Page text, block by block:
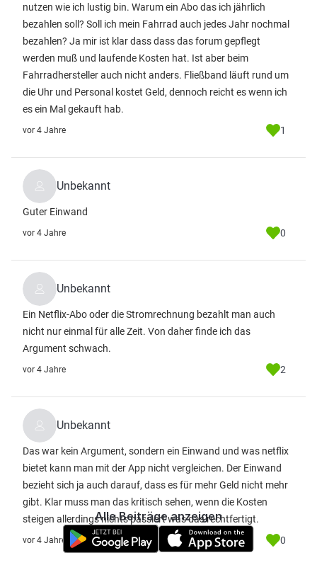
nutzen wie ich lustig bin. Warum ein Abo das ich jährlich
bezahlen soll? Soll ich mein Fahrrad auch jedes Jahr nochmal
bezahlen? Ja mir ist klar dass dass das forum gepflegt
werden muß und laufende Kosten hat. Ist aber beim
Fahrradhersteller auch nicht anders. Fließband läuft rund um
die Uhr und Personal kostet Geld, dennoch reicht es wenn ich
es ein Mal gekauft hab.
vor 4 Jahre 1
Unbekannt
Guter Einwand
vor 4 Jahre 0
Unbekannt
Ein Netflix-Abo oder die Stromrechnung bezahlt man auch
nicht nur einmal für alle Zeit. Von daher finde ich das
Argument schwach.
vor 4 Jahre 2
Unbekannt
Das war kein Argument, sondern ein Einwand und was netflix
bietet kann man mit der App nicht vergleichen. Der Einwand
bezieht sich ja auch darauf, dass es für mehr Geld nicht mehr
gibt. Klar muss man das kritisch sehen, wenn die Kosten
steigen allerdings nichts passiert was das rechtfertigt.
vor 4 Jahre 0
Alle Beiträge anzeigen